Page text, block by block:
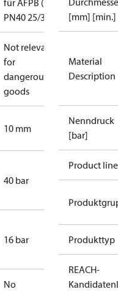
für AFPB (-F)
PN40 25/32
Not relevant
for
dangerous
goods
10 mm
40 bar
16 bar
No
[mm] [min.]
Material
Description
Nenndruck
[bar]
Product line
Produkttyp
REACH-